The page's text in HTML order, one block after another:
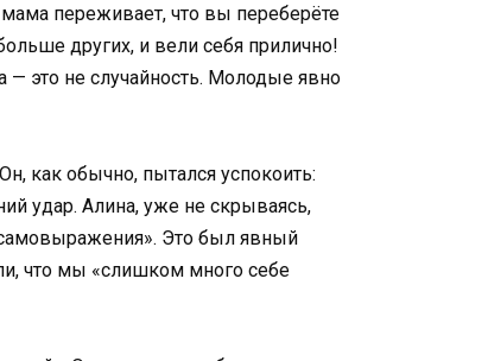
переживает, что вы переберёте
других, и вели себя прилично!
— это не случайность. Молодые явно
как обычно, пытался успокоить:
удар. Алина, уже не скрываясь,
Это был явный
что мы «слишком много себе